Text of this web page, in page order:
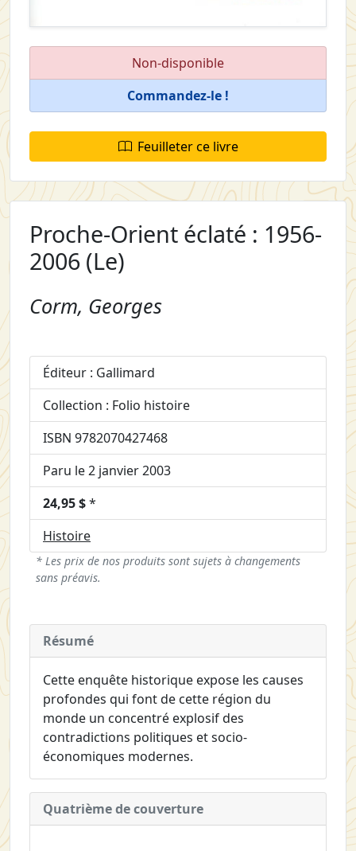
Non-disponible
Commandez-le !
Feuilleter ce livre
Proche-Orient éclaté : 1956-
2006 (Le)
Corm, Georges
Éditeur : Gallimard
Collection : Folio histoire
ISBN 9782070427468
Paru le 2 janvier 2003
24,95 $*
Histoire
* Les prix de nos produits sont sujets à changements
sans préavis.
Résumé
Cette enquête historique expose les causes
profondes qui font de cette région du
monde un concentré explosif des
contradictions politiques et socio-
économiques modernes.
Quatrième de couverture